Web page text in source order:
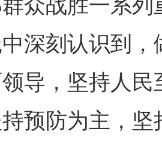
众战胜一系
深刻认识到
导，坚持人
预防为主，